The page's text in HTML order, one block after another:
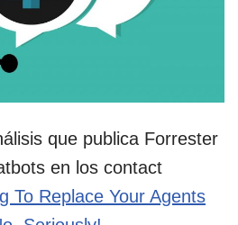
que publica Forrester
en los contact
To Replace Your Agents